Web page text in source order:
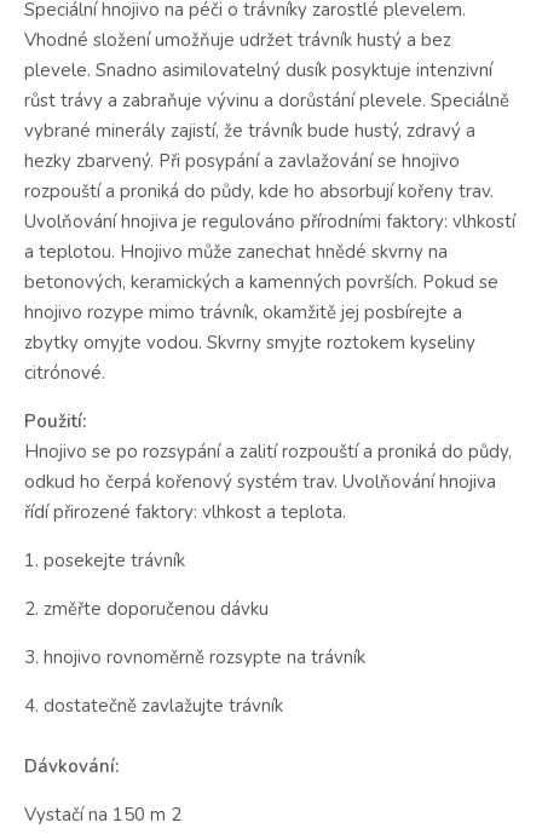
Speciální hnojivo na péči o trávníky zarostlé plevelem.
Vhodné složení umožňuje udržet trávník hustý a bez
plevele. Snadno asimilovatelný dusík posyktuje intenzivní
růst trávy a zabraňuje vývinu a dorůstání plevele. Speciálně
vybrané minerály zajistí, že trávník bude hustý, zdravý a
hezky zbarvený. Při posypání a zavlažování se hnojivo
rozpouští a proniká do půdy, kde ho absorbují kořeny trav.
Uvolňování hnojiva je regulováno přírodními faktory: vlhkostí
a teplotou. Hnojivo může zanechat hnědé skvrny na
betonových, keramických a kamenných površích. Pokud se
hnojivo rozype mimo trávník, okamžitě jej posbírejte a
zbytky omyjte vodou. Skvrny smyjte roztokem kyseliny
citrónové.
Použití:
Hnojivo se po rozsypání a zalití rozpouští a proniká do půdy,
odkud ho čerpá kořenový systém trav. Uvolňování hnojiva
řídí přirozené faktory: vlhkost a teplota.
1. posekejte trávník
2. změřte doporučenou dávku
3. hnojivo rovnoměrně rozsypte na trávník
4. dostatečně zavlažujte trávník
Dávkování:
Vystačí na 150 m 2